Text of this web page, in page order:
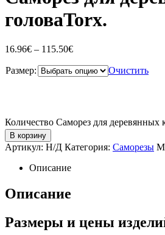
головаTorx.
16.96€ – 115.50€
Размер: Очистить
Количество Саморез для деревянных
В корзину
Артикул: Н/Д Категория: Саморезы
Описание
Описание
Размеры и цены